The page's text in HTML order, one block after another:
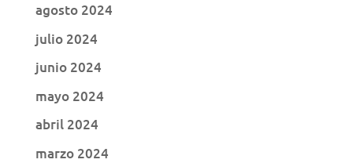
agosto 2024
julio 2024
junio 2024
mayo 2024
abril 2024
marzo 2024